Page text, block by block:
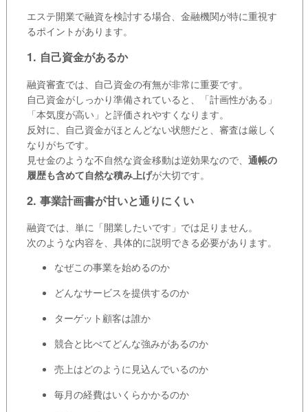
エステ開業で融資を検討する場合、金融機関が特に重視す
るポイントがあります。
1. 自己資金があるか
融資審査では、自己資金の有無が非常に重要です。
自己資金がしっかり準備されていると、「計画性がある」
「本気度が高い」と評価されやすくなります。
反対に、自己資金がほとんどない状態だと、審査は厳しく
なりがちです。
見せ金のような不自然な資金移動は逆効果なので、 通帳の
履歴も含めて自然な積み上げが大切です。
2. 事業計画書が甘いと通りにくい
融資では、単に「開業したいです」では足りません。
次のような内容を、具体的に説明できる必要があります。
なぜこの事業を始めるのか
どんなサービスを提供するのか
ターゲット顧客は誰か
競合と比べてどんな強みがあるのか
売上はどのように見込んでいるのか
毎月の経費はいくらかかるのか